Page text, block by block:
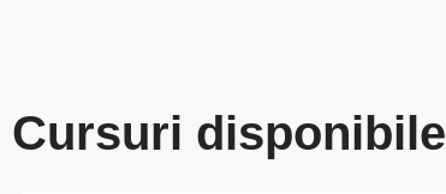
Cursuri disponibile